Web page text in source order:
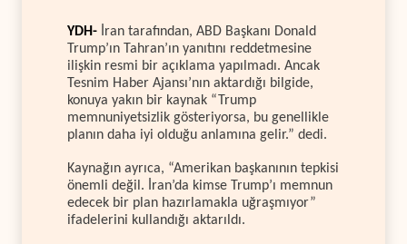
YDH- İran tarafından, ABD Başkanı Donald
Trump’ın Tahran’ın yanıtını reddetmesine
ilişkin resmi bir açıklama yapılmadı. Ancak
Tesnim Haber Ajansı’nın aktardığı bilgide,
konuya yakın bir kaynak “Trump
memnuniyetsizlik gösteriyorsa, bu genellikle
planın daha iyi olduğu anlamına gelir.” dedi.
Kaynağın ayrıca, “Amerikan başkanının tepkisi
önemli değil. İran’da kimse Trump’ı memnun
edecek bir plan hazırlamakla uğraşmıyor”
ifadelerini kullandığı aktarıldı.